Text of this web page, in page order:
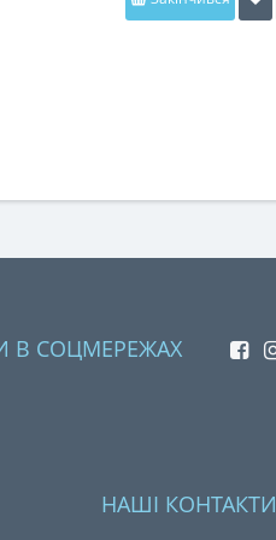
В СОЦМЕРЕЖАХ
НАШІ КОНТАКТИ